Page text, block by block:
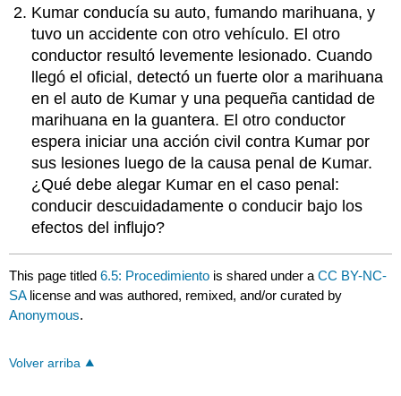
Kumar conducía su auto, fumando marihuana, y
tuvo un accidente con otro vehículo. El otro
conductor resultó levemente lesionado. Cuando
llegó el oficial, detectó un fuerte olor a marihuana
en el auto de Kumar y una pequeña cantidad de
marihuana en la guantera. El otro conductor
espera iniciar una acción civil contra Kumar por
sus lesiones luego de la causa penal de Kumar.
¿Qué debe alegar Kumar en el caso penal:
conducir descuidadamente o conducir bajo los
efectos del influjo?
This page titled6.5: Procedimiento is shared under aCC BY-NC-
SA license and was authored, remixed, and/or curated by
Anonymous.
Volver arriba